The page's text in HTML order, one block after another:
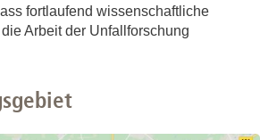
fortlaufend wissenschaftliche
Arbeit der Unfallforschung